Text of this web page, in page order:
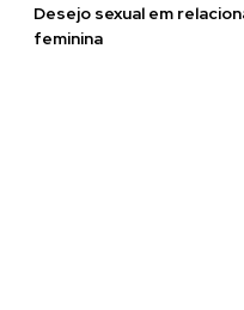
Desejo sexual em
feminina